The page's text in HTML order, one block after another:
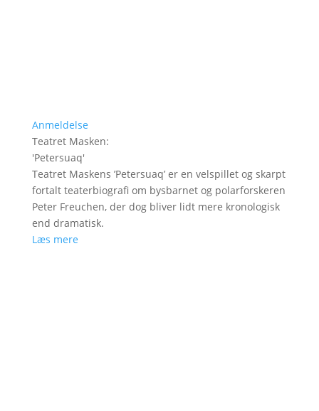
Anmeldelse
Teatret Masken:
'Petersuaq'
Teatret Maskens ’Petersuaq’ er en velspillet og skarpt
fortalt teaterbiografi om bysbarnet og polarforskeren
Peter Freuchen, der dog bliver lidt mere kronologisk
end dramatisk.
Læs mere